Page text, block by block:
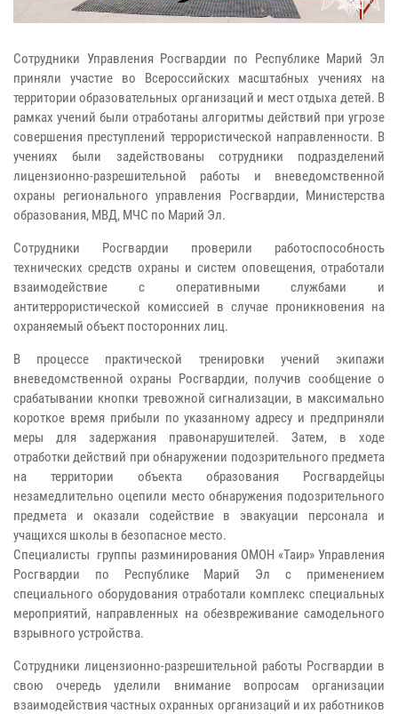
Сотрудники Управления Росгвардии по Республике Марий Эл
приняли участие во Всероссийских масштабных учениях на
территории образовательных организаций и мест отдыха детей. В
рамках учений были отработаны алгоритмы действий при угрозе
совершения преступлений террористической направленности. В
учениях были задействованы сотрудники подразделений
лицензионно-разрешительной работы и вневедомственной
охраны регионального управления Росгвардии, Министерства
образования, МВД, МЧС по Марий Эл.
Сотрудники Росгвардии проверили работоспособность
технических средств охраны и систем оповещения, отработали
взаимодействие с оперативными службами и
антитеррористической комиссией в случае проникновения на
охраняемый объект посторонних лиц.
В процессе практической тренировки учений экипажи
вневедомственной охраны Росгвардии, получив сообщение о
срабатывании кнопки тревожной сигнализации, в максимально
короткое время прибыли по указанному адресу и предприняли
меры для задержания правонарушителей. Затем, в ходе
отработки действий при обнаружении подозрительного предмета
на территории объекта образования Росгвардейцы
незамедлительно оцепили место обнаружения подозрительного
предмета и оказали содействие в эвакуации персонала и
учащихся школы в безопасное место.
Специалисты группы разминирования ОМОН «Таир» Управления
Росгвардии по Республике Марий Эл с применением
специального оборудования отработали комплекс специальных
мероприятий, направленных на обезвреживание самодельного
взрывного устройства.
Сотрудники лицензионно-разрешительной работы Росгвардии в
свою очередь уделили внимание вопросам организации
взаимодействия частных охранных организаций и их работников